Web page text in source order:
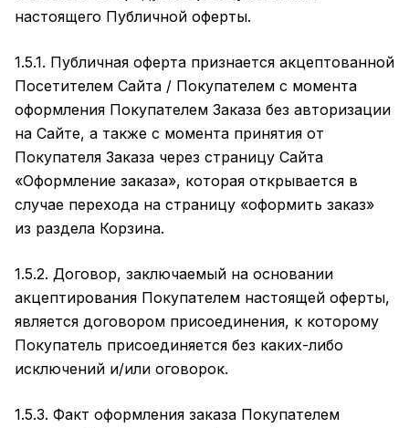
настоящего Публичной оферты.
1.5.1. Публичная оферта признается акцептованной
Посетителем Сайта / Покупателем с момента
оформления Покупателем Заказа без авторизации
на Сайте, а также с момента принятия от
Покупателя Заказа через страницу Сайта
«Оформление заказа», которая открывается в
случае перехода на страницу «оформить заказ»
из раздела Корзина.
1.5.2. Договор, заключаемый на основании
акцептирования Покупателем настоящей оферты,
является договором присоединения, к которому
Покупатель присоединяется без каких-либо
исключений и/или оговорок.
1.5.3. Факт оформления заказа Покупателем